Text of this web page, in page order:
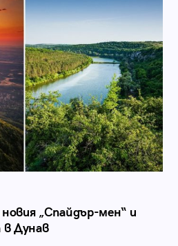
„Спайдър-мен“ и
в Дунав